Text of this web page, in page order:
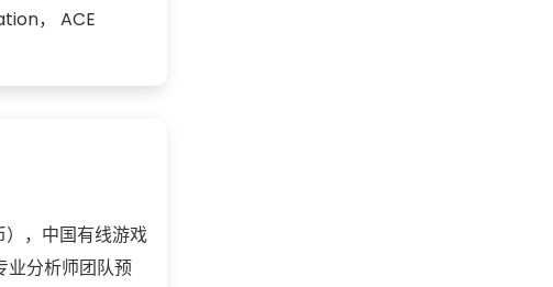
， ACE
，中国有线游戏
业分析师团队预